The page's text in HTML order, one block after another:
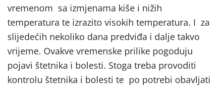
vremenom sa izmjenama kiše i nižih
temperatura te izrazito visokih temperatura. I za
slijedećih nekoliko dana predviđa i dalje takvo
vrijeme. Ovakve vremenske prilike pogoduju
pojavi štetnika i bolesti. Stoga treba provoditi
kontrolu štetnika i bolesti te po potrebi obavljati